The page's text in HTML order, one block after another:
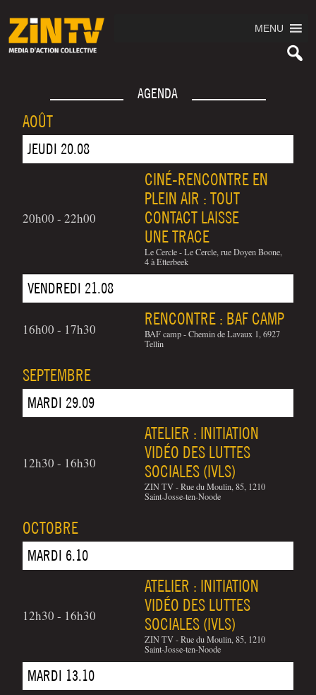
MENU
AGENDA
AOÛT
JEUDI 20.08
20h00 - 22h00
CINÉ-RENCONTRE EN
PLEIN AIR : TOUT
CONTACT LAISSE
UNE TRACE
Le Cercle - Le Cercle, rue Doyen Boone,
4 à Etterbeek
VENDREDI 21.08
16h00 - 17h30
RENCONTRE : BAF CAMP
BAF camp - Chemin de Lavaux 1, 6927
Tellin
SEPTEMBRE
MARDI 29.09
12h30 - 16h30
ATELIER : INITIATION
VIDÉO DES LUTTES
SOCIALES (IVLS)
ZIN TV - Rue du Moulin, 85, 1210
Saint-Josse-ten-Noode
OCTOBRE
MARDI 6.10
12h30 - 16h30
ATELIER : INITIATION
VIDÉO DES LUTTES
SOCIALES (IVLS)
ZIN TV - Rue du Moulin, 85, 1210
Saint-Josse-ten-Noode
MARDI 13.10